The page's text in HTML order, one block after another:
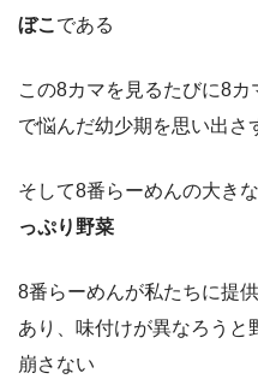
ぼこ である
この8カマを見るたびに8
で悩んだ幼少期を思い出さ
そして8番らーめんの大き
っぷり野菜
8番らーめんが私たちに提
あり、味付けが異なろうと
崩さない